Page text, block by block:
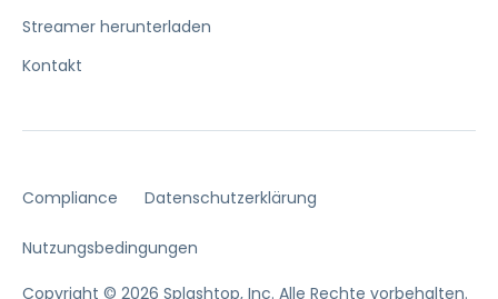
Streamer herunterladen
Kontakt
Compliance Datenschutzerklärung
Nutzungsbedingungen
Copyright © 2026 Splashtop, Inc. Alle Rechte vorbehalten.